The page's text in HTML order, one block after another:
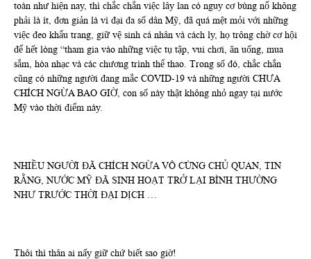
toàn như hiện nay, thì chắc chắn việc lây lan có nguy cơ bùng nổ không
phải là ít, đơn giản là vì đại đa số dân Mỹ, đã quá mệt mỏi với những
việc đeo khẩu trang, giữ vệ sinh cá nhân và cách ly, họ trông chờ cơ hội
để hết lòng “tham gia vào những việc tụ tập, vui chơi, ăn uống, mua
sắm, hòa nhạc và các chương trình thể thao. Trong số đó, chắc chắn
cũng có những người đang mắc COVID-19 và những người CHƯA
CHÍCH NGỪA BAO GIỜ, con số này thật không nhỏ ngay tại nước
Mỹ vào thời điểm này.
NHIỀU NGƯỜI ĐÃ CHÍCH NGỪA VÔ CÙNG CHỦ QUAN, TIN
RẰNG, NƯỚC MỸ ĐÃ SINH HOẠT TRỞ LẠI BÌNH THƯỜNG
NHƯ TRƯỚC THỜI ĐẠI DỊCH …
Thôi thì thân ai nấy giữ chứ biết sao giờ!